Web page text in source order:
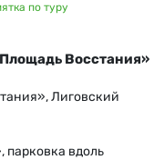
по туру
Восстания»
Лиговский
парковка вдоль